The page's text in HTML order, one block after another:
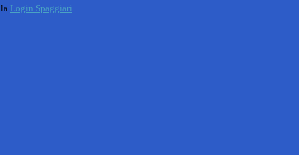
Login Spaggiari